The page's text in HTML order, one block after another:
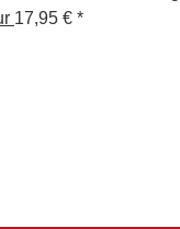
17,95 € *